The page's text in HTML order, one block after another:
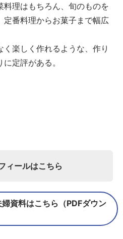
理はもちろん、旬のものを
定番料理からお菓子まで幅広
楽しく作れるような、作り
定評がある。
ィールはこちら
資料はこちら（PDFダウン